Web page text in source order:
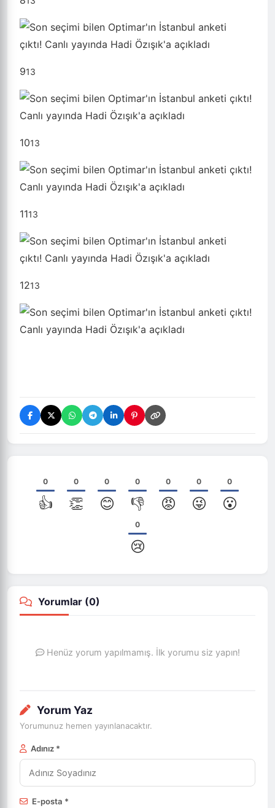
913
1013
1113
1213
0
👍
0
👏
0
😊
0
👎
0
😡
0
😜
0
😮
0
😢
Yorumlar (0)
Henüz yorum yapılmamış. İlk yorumu siz yapın!
Yorum Yaz
Yorumunuz hemen yayınlanacaktır.
Adınız *
E-posta *